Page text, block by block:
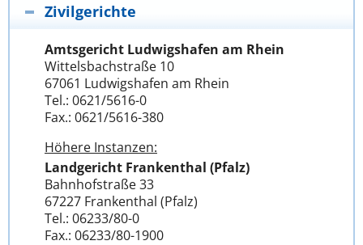
Zivilgerichte
Amtsgericht Ludwigshafen am Rhein
Wittelsbachstraße 10
67061 Ludwigshafen am Rhein
Tel.: 0621/5616-0
Fax.: 0621/5616-380
Höhere Instanzen:
Landgericht Frankenthal (Pfalz)
Bahnhofstraße 33
67227 Frankenthal (Pfalz)
Tel.: 06233/80-0
Fax.: 06233/80-1900